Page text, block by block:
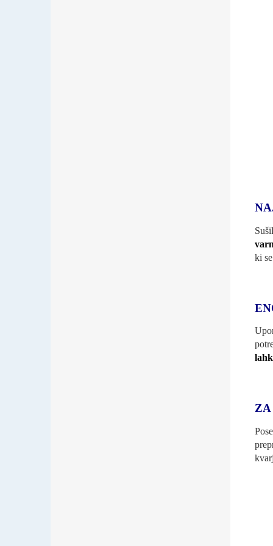
ki
ZA